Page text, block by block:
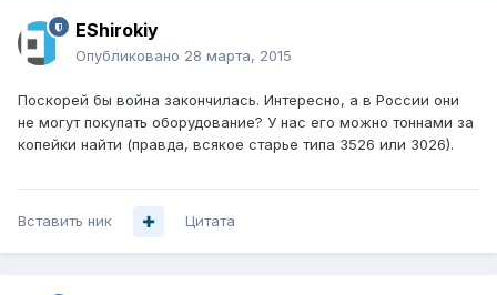
EShirokiy
Опубликовано 28 марта, 2015
Поскорей бы война закончилась. Интересно, а в России они
не могут покупать оборудование? У нас его можно тоннами за
копейки найти (правда, всякое старье типа 3526 или 3026).
Вставить ник Цитата